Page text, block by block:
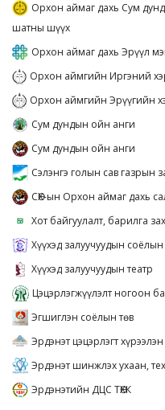
Орхон аймаг дахь Сум
шатны шүүх
Орхон аймаг дахь Эрүүл
Орхон аймгийн Иргэний
Орхон аймгийн Эрүүгийн
Сум дундын ойн анги
Сум дундын ойн анги
Сэлэнгэ голын сав газрын
СӨХ-ын Орхон аймаг дахь
Хот байгуулалт, барилга
Хүүхэд залуучуудын соёлын
Хүүхэд залуучуудын театр
Цэцэрлэгжүүлэлт ногоон
Эгшиглэн соёлын төв
Эрдэнэт цэцэрлэгт
Эрдэнэт шинжлэх ухаан,
Эрдэнэтийн ДЦС ТӨХК